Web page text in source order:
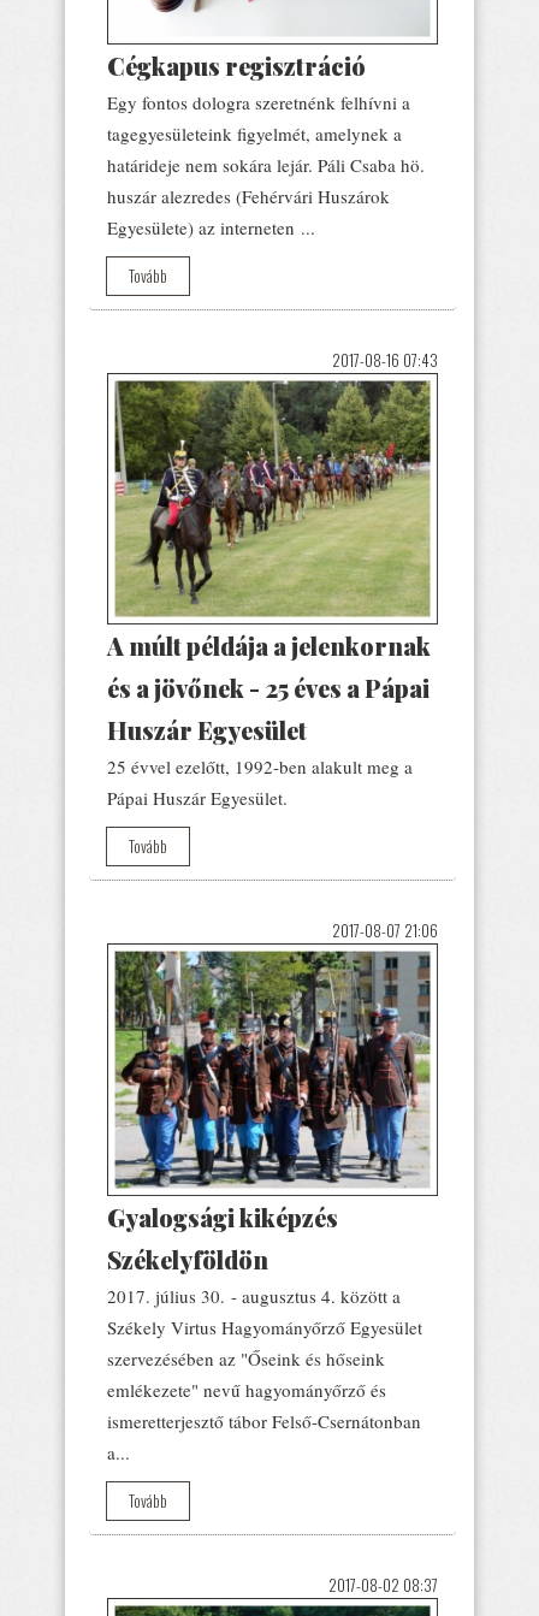
Cégkapus regisztráció
Egy fontos dologra szeretnénk felhívni a
tagegyesületeink figyelmét, amelynek a
határideje nem sokára lejár. Páli Csaba hö.
huszár alezredes (Fehérvári Huszárok
Egyesülete) az interneten ...
Tovább
2017-08-16 07:43
A múlt példája a jelenkornak
és a jövőnek - 25 éves a Pápai
Huszár Egyesület
25 évvel ezelőtt, 1992-ben alakult meg a
Pápai Huszár Egyesület.
Tovább
2017-08-07 21:06
Gyalogsági kiképzés
Székelyföldön
2017. július 30. - augusztus 4. között a
Székely Virtus Hagyományőrző Egyesület
szervezésében az "Őseink és hőseink
emlékezete" nevű hagyományőrző és
ismeretterjesztő tábor Felső-Csernátonban
a...
Tovább
2017-08-02 08:37